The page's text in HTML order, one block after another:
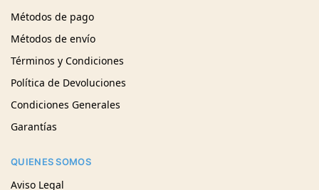
Métodos de pago
Métodos de envío
Términos y Condiciones
Política de Devoluciones
Condiciones Generales
Garantías
QUIENES SOMOS
Aviso Legal